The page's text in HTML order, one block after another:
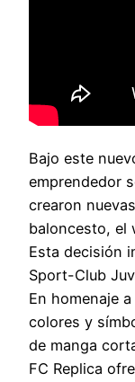
Bajo este
emprendedor
crearon
baloncesto, el
Esta decisión
Sport-Club
En homenaje
colores y
de manga
FC Replica